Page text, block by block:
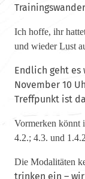
Ich hoffe, ihr
und wieder Lust
Endlich geht es
November 10
Treffpunkt ist
Vormerken könnt
4.2.; 4.3. und
Die Modalitäten
trinken ein –